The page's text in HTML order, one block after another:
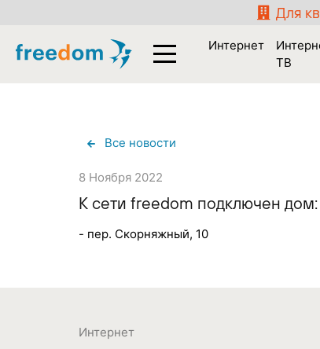
Для
Все новости
8 Ноября 2022
К сети freedom подключен дом:
- пер. Скорняжный, 10
Интернет
Интернет
ТВ